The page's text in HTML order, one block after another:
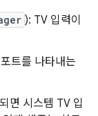
): TV 입력이
트를 나타내는
면 시스템 TV 입